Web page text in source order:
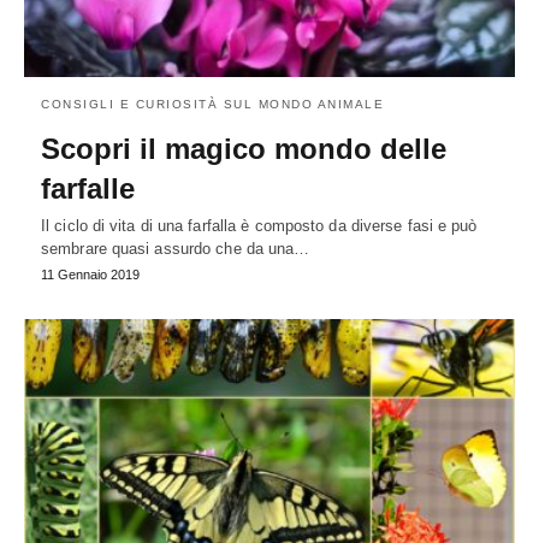
CONSIGLI E CURIOSITÀ SUL MONDO ANIMALE
Scopri il magico mondo delle
farfalle
Il ciclo di vita di una farfalla è composto da diverse fasi e può
sembrare quasi assurdo che da una…
11 Gennaio 2019